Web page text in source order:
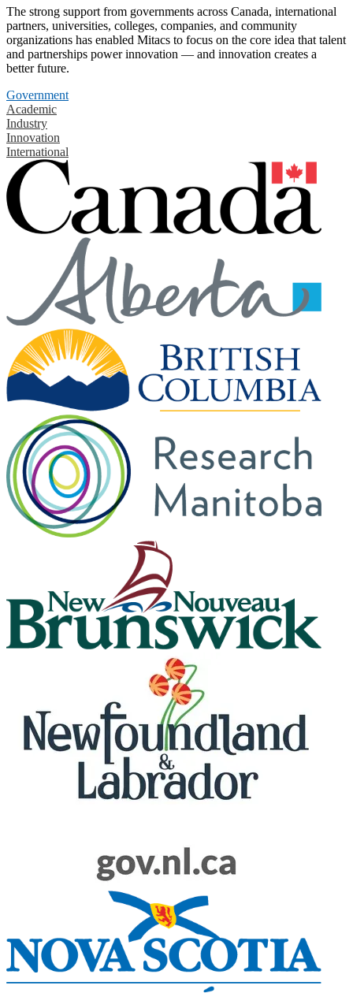
The strong support from governments across Canada, international
partners, universities, colleges, companies, and community
organizations has enabled Mitacs to focus on the core idea that talent
and partnerships power innovation — and innovation creates a
better future.
Government
Academic
Industry
Innovation
International